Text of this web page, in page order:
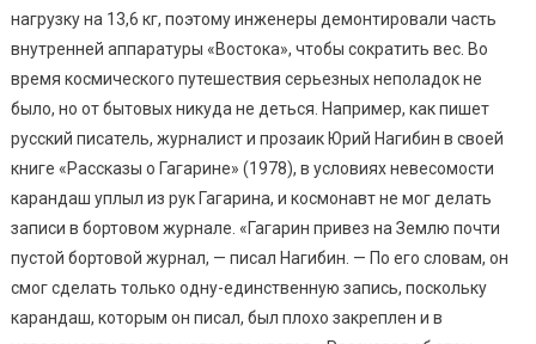
нагрузку на 13,6 кг, поэтому инженеры демонтировали часть
внутренней аппаратуры «Востока», чтобы сократить вес. Во
время космического путешествия серьезных неполадок не
было, но от бытовых никуда не деться. Например, как пишет
русский писатель, журналист и прозаик Юрий Нагибин в своей
книге «Рассказы о Гагарине» (1978), в условиях невесомости
карандаш уплыл из рук Гагарина, и космонавт не мог делать
записи в бортовом журнале. «Гагарин привез на Землю почти
пустой бортовой журнал, — писал Нагибин. — По его словам, он
смог сделать только одну-единственную запись, поскольку
карандаш, которым он писал, был плохо закреплен и в